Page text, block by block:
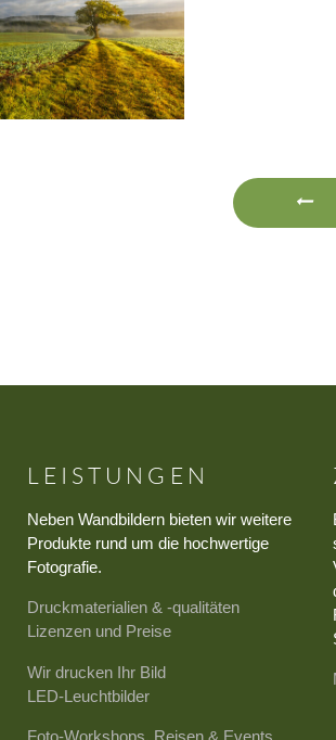
LEISTUNGEN
Neben Wandbildern bieten wir weitere
Produkte rund um die hochwertige
Fotografie.
Druckmaterialien & -qualitäten
Lizenzen und Preise
Wir drucken Ihr Bild
LED-Leuchtbilder
Foto-Workshops, Reisen & Events